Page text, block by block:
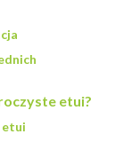
etui?
etui